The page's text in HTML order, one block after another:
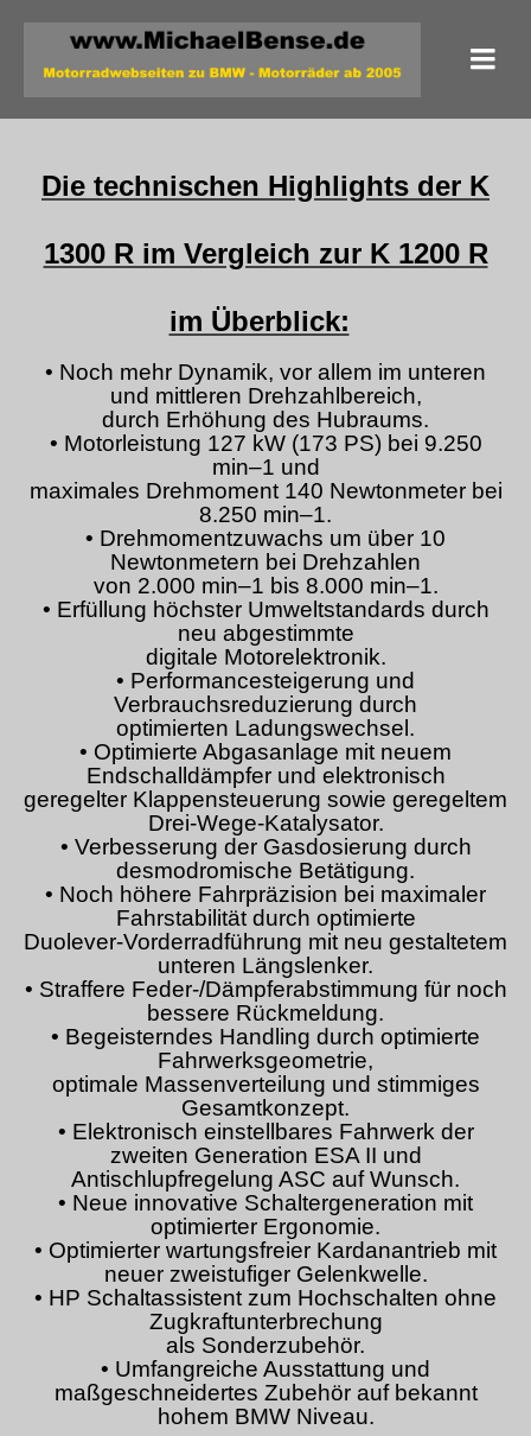
Die technischen Highlights der K
1300 R im Vergleich zur K 1200 R
im Überblick:
• Noch mehr Dynamik, vor allem im unteren
und mittleren Drehzahlbereich,
durch Erhöhung des Hubraums.
• Motorleistung 127 kW (173 PS) bei 9.250
min–1 und
maximales Drehmoment 140 Newtonmeter bei
8.250 min–1.
• Drehmomentzuwachs um über 10
Newtonmetern bei Drehzahlen
von 2.000 min–1 bis 8.000 min–1.
• Erfüllung höchster Umweltstandards durch
neu abgestimmte
digitale Motorelektronik.
• Performancesteigerung und
Verbrauchsreduzierung durch
optimierten Ladungswechsel.
• Optimierte Abgasanlage mit neuem
Endschalldämpfer und elektronisch
geregelter Klappensteuerung sowie geregeltem
Drei-Wege-Katalysator.
• Verbesserung der Gasdosierung durch
desmodromische Betätigung.
• Noch höhere Fahrpräzision bei maximaler
Fahrstabilität durch optimierte
Duolever-Vorderradführung mit neu gestaltetem
unteren Längslenker.
• Straffere Feder-/Dämpferabstimmung für noch
bessere Rückmeldung.
• Begeisterndes Handling durch optimierte
Fahrwerksgeometrie,
optimale Massenverteilung und stimmiges
Gesamtkonzept.
• Elektronisch einstellbares Fahrwerk der
zweiten Generation ESA II und
Antischlupfregelung ASC auf Wunsch.
• Neue innovative Schaltergeneration mit
optimierter Ergonomie.
• Optimierter wartungsfreier Kardanantrieb mit
neuer zweistufiger Gelenkwelle.
• HP Schaltassistent zum Hochschalten ohne
Zugkraftunterbrechung
als Sonderzubehör.
• Umfangreiche Ausstattung und
maßgeschneidertes Zubehör auf bekannt
hohem BMW Niveau.